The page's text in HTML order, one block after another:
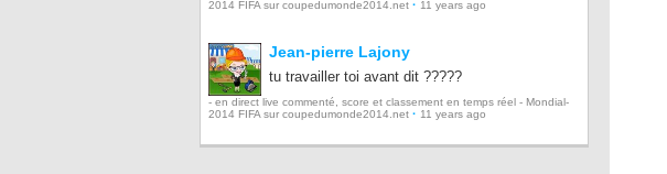
2014 FIFA sur coupedumonde2014.net · 11 years ago
Jean-pierre Lajony
tu travailler toi avant dit ?????
- en direct live commenté, score et classement en temps réel - Mondial-
2014 FIFA sur coupedumonde2014.net · 11 years ago